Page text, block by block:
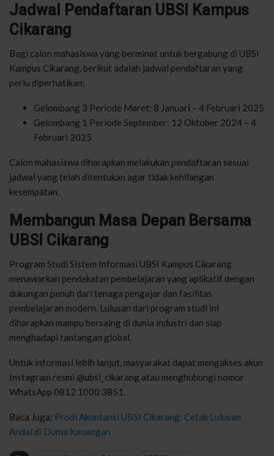
Jadwal Pendaftaran UBSI Kampus
Cikarang
Bagi calon mahasiswa yang berminat untuk bergabung di UBSI
Kampus Cikarang, berikut adalah jadwal pendaftaran yang
perlu diperhatikan:
Gelombang 3 Periode Maret: 8 Januari – 4 Februari 2025
Gelombang 1 Periode September: 12 Oktober 2024 – 4
Februari 2025
Calon mahasiswa diharapkan melakukan pendaftaran sesuai
jadwal yang telah ditentukan agar tidak kehilangan
kesempatan.
Membangun Masa Depan Bersama
UBSI Cikarang
Program Studi Sistem Informasi UBSI Kampus Cikarang
menawarkan pendekatan pembelajaran yang aplikatif dengan
dukungan penuh dari tenaga pengajar dan fasilitas
pembelajaran modern. Lulusan dari program studi ini
diharapkan mampu bersaing di dunia industri dan siap
menghadapi tantangan global.
Untuk informasi lebih lanjut, masyarakat dapat mengakses akun
Instagram resmi @ubsi_cikarang atau menghubungi nomor
WhatsApp 0812 1000 3851.
Baca Juga: Prodi Akuntansi UBSI Cikarang: Cetak Lulusan
Andal di Dunia Keuangan